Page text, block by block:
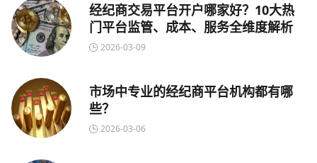
经纪商交易平台开户哪家好？10大热
门平台监管、成本、服务全维度解析
2026-03-09
市场中专业的经纪商平台机构都有哪
些？
2026-03-06